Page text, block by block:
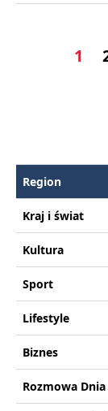
1
Region
Kraj i świat
Kultura
Sport
Lifestyle
Biznes
Rozmowa Dnia